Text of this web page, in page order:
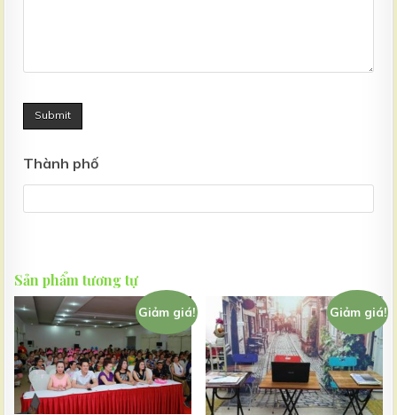
Thành phố
Sản phẩm tương tự
Giảm giá! Giảm giá!